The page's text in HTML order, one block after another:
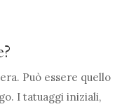
Può essere quello
I tatuaggi iniziali,